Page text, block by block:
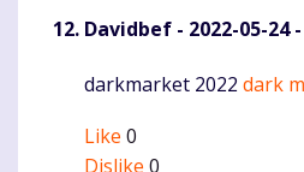
Davidbef - 2022-05-24
Komentaras
darkmarket 2022 dark
Like 0
Dislike 0